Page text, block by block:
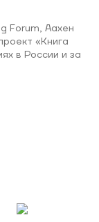
Forum, Аахен
«Книга
в России и за